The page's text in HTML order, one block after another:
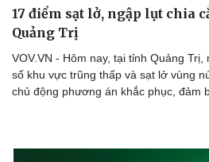
Doanh nghiệp
Thông tin doanh nghiệp
Vì cộng đồng
17 điểm sạt lở, ngập lụt chia
Quảng Trị
VOV.VN - Hôm nay, tại tỉnh Quảng
số khu vực trũng thấp và sạt lở vùng
chủ động phương án khắc phục, đảm